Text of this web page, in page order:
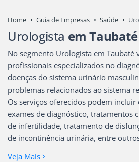
Home Guia de Empresas Saúde
Urologista em Taubaté
No segmento Urologista em Taubaté
profissionais especializados no
doenças do sistema urinário
problemas relacionados ao sistema
Os serviços oferecidos podem incluir
exames de diagnóstico, tratamentos
de infertilidade, tratamento de
de incontinência urinária, entre
Veja Mais